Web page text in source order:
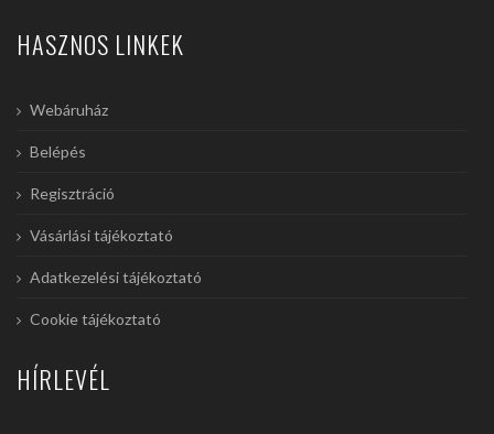
HASZNOS LINKEK
Webáruház
Belépés
Regisztráció
Vásárlási tájékoztató
Adatkezelési tájékoztató
Cookie tájékoztató
HÍRLEVÉL